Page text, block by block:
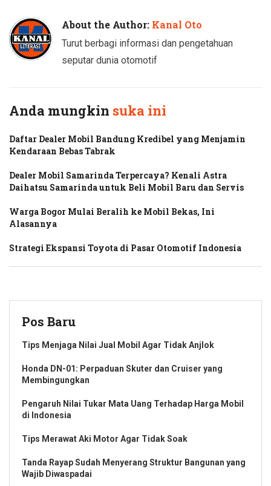
About the Author: Kanal Oto
Turut berbagi informasi dan pengetahuan
seputar dunia otomotif
Anda mungkin suka ini
Daftar Dealer Mobil Bandung Kredibel yang Menjamin
Kendaraan Bebas Tabrak
Dealer Mobil Samarinda Terpercaya? Kenali Astra
Daihatsu Samarinda untuk Beli Mobil Baru dan Servis
Warga Bogor Mulai Beralih ke Mobil Bekas, Ini
Alasannya
Strategi Ekspansi Toyota di Pasar Otomotif Indonesia
Pos Baru
Tips Menjaga Nilai Jual Mobil Agar Tidak Anjlok
Honda DN-01: Perpaduan Skuter dan Cruiser yang
Membingungkan
Pengaruh Nilai Tukar Mata Uang Terhadap Harga Mobil
di Indonesia
Tips Merawat Aki Motor Agar Tidak Soak
Tanda Rayap Sudah Menyerang Struktur Bangunan yang
Wajib Diwaspadai